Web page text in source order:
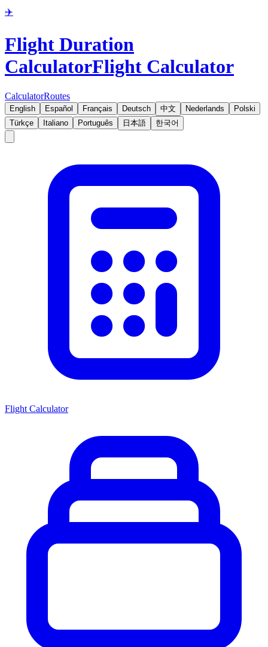
✈️
Flight Duration
CalculatorFlight Calculator
CalculatorRoutes
English Español Français Deutsch 中文 Nederlands
Polski
Türkçe
Italiano Português 日本語 한국어
Flight Calculator